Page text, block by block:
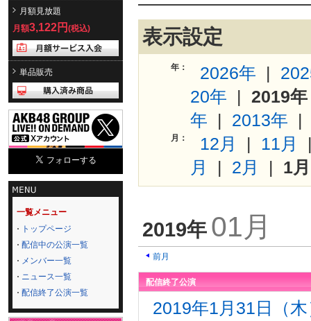
月額見放題
月額3,122円 (税込)
単品販売
一覧メニュー
トップページ
配信中の公演一覧
メンバー一覧
ニュース一覧
配信終了公演一覧
表示設定
年： 2026年 |
20年 | 2019年
年 | 2013年
月： 12月 | 11月
月
| 2月 | 1月
2019年 01月
前月
配信終了公演
2019年1月31日（